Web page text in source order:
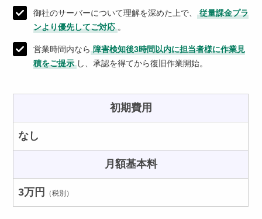
御社のサーバーについて理解を深めた上で、
従量課金プラ
ンより優先してご対応 。
営業時間内なら 障害検知後3時間以内に担当者様に作業見
積をご提示 し、承認を得てから復旧作業開始。
初期費用
なし
月額基本料
3万円 （税別）